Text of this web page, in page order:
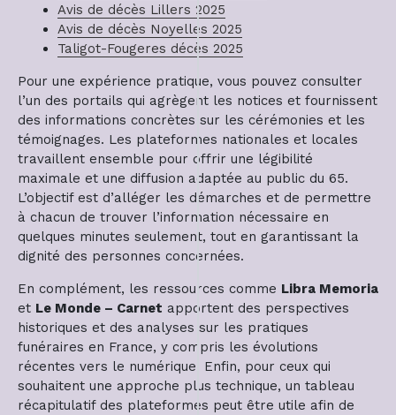
Avis de décès Lillers 2025
Avis de décès Noyelles 2025
Taligot-Fougeres décès 2025
Pour une expérience pratique, vous pouvez consulter
l’un des portails qui agrègent les notices et fournissent
des informations concrètes sur les cérémonies et les
témoignages. Les plateformes nationales et locales
travaillent ensemble pour offrir une légibilité
maximale et une diffusion adaptée au public du 65.
L’objectif est d’alléger les démarches et de permettre
à chacun de trouver l’information nécessaire en
quelques minutes seulement, tout en garantissant la
dignité des personnes concernées.
En complément, les ressources comme Libra Memoria
et Le Monde – Carnet apportent des perspectives
historiques et des analyses sur les pratiques
funéraires en France, y compris les évolutions
récentes vers le numérique. Enfin, pour ceux qui
souhaitent une approche plus technique, un tableau
récapitulatif des plateformes peut être utile afin de